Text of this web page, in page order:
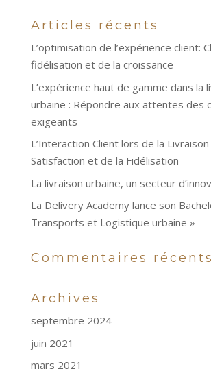
Articles récents
L’optimisation de l’expérience client:
fidélisation et de la croissance
L’expérience haut de gamme dans la
urbaine : Répondre aux attentes des
exigeants
L’Interaction Client lors de la Livraison
Satisfaction et de la Fidélisation
La livraison urbaine, un secteur
La Delivery Academy lance son
Transports et Logistique urbaine »
Commentaires récents
Archives
septembre 2024
juin 2021
mars 2021